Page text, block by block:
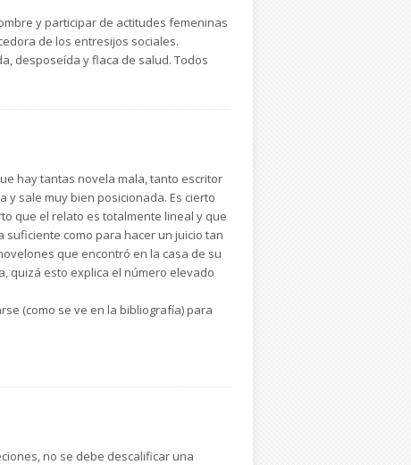
y participar de actitudes femeninas
de los entresijos sociales.
desposeída y flaca de salud. Todos
social.
XX. Y por entonces –desde 1922
si es que los hay, se podrían agrupar
la dictadura militar y por supuesto en
encuadradas por ese
Todo es relativo.
hay tantas novela mala, tanto escritor
sale muy bien posicionada. Es cierto
que el relato es totalmente lineal y que
como para hacer un juicio tan
que encontró en la casa de su
quizá esto explica el número elevado
(como se ve en la bibliografía) para
no se debe descalificar una